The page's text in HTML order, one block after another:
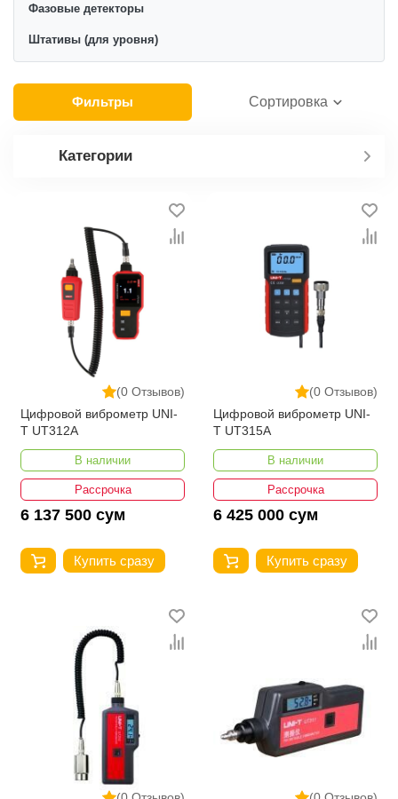
Фазовые детекторы
Штативы (для уровня)
Фильтры Сортировка
Категории
(0 Отзывов)
Цифровой виброметр UNI-
T UT312A
В наличии
Рассрочка
6 137 500 сум
Купить сразу
(0 Отзывов)
Цифровой виброметр UNI-
T UT315A
В наличии
Рассрочка
6 425 000 сум
Купить сразу